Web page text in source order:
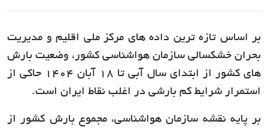
بر اساس تازه ترین داده های مرکز ملی اقلیم و مدیریت
بحران خشکسالی سازمان هواشناسی کشور، وضعیت بارش
های کشور از ابتدای سال آبی تا 18 آبان 1404 حاکی از
استمرار شرایط کم بارشی در اغلب نقاط ایران است.
بر پایه نقشه سازمان هواشناسی، مجموع بارش کشور از